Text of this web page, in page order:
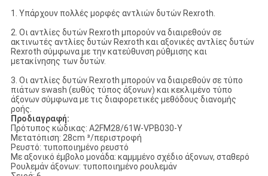
1. Υπάρχουν πολλές μορφές αντλιών δυτών Rexroth.
2. Οι αντλίες δυτών Rexroth μπορούν να διαιρεθούν σε
ακτινωτές αντλίες δυτών Rexroth και αξονικές αντλίες δυτών
Rexroth σύμφωνα με την κατεύθυνση ρύθμισης και
μετακίνησης των δυτών.
3. Οι αντλίες δυτών Rexroth μπορούν να διαιρεθούν σε τύπο
πιάτων swash (ευθύς τύπος άξονων) και κεκλιμένο τύπο
άξονων σύμφωνα με τις διαφορετικές μεθόδους διανομής
ροής.
Προδιαγραφή:
Πρότυπος κώδικας: A2FM28/61W-VPB030-Υ
Μετατόπιση: 28cm ³/περιστροφή
Ρευστό: τυποποιημένο ρευστό
Με αξονικό έμβολο μονάδα: καμμμένο σχέδιο άξονων, σταθερό
Ρουλεμάν άξονων: τυποποιημένο ρουλεμάν